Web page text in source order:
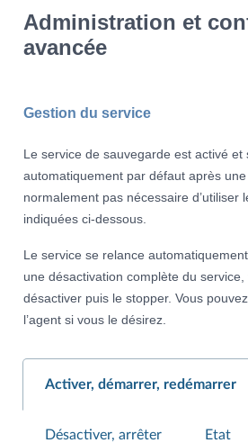
Administration et
avancée
Gestion du service
Le service de sauvegarde est activé et
automatiquement par défaut après une
normalement pas nécessaire d’utiliser
indiquées ci-dessous.
Le service se relance
une désactivation complète du service,
désactiver puis le stopper. Vous
l’agent si vous le désirez.
Activer, démarrer, redémarrer
Désactiver, arrêter Etat